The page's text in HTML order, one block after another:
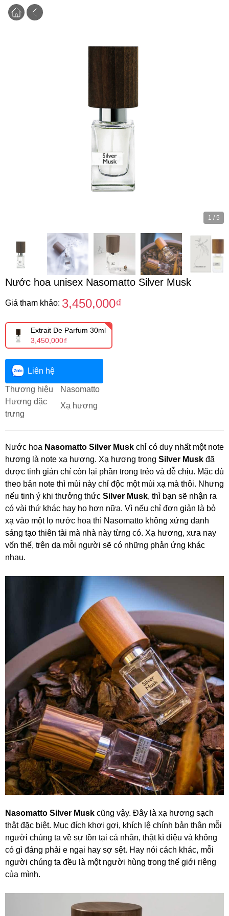
1 / 5
Nước hoa unisex Nasomatto Silver Musk
Giá tham khảo: 3,450,000₫
Extrait De Parfum 30ml
3,450,000₫
Liên hệ
Thương hiệu
Nasomatto
Hương đặc
trưng
Xạ hương
Nước hoa Nasomatto Silver Musk chỉ có duy nhất một note
hương là note xạ hương. Xạ hương trong Silver Musk đã
được tinh giản chỉ còn lại phần trong trẻo và dễ chịu. Mặc dù
theo bản note thì mùi này chỉ độc một mùi xạ mà thôi. Nhưng
nếu tinh ý khi thưởng thức Silver Musk, thì bạn sẽ nhận ra
có vài thứ khác hay ho hơn nữa. Vì nếu chỉ đơn giản là bỏ
xạ vào một lọ nước hoa thì Nasomatto không xứng danh
sáng tạo thiên tài mà nhà này từng có. Xạ hương, xưa nay
vốn thế, trên da mỗi người sẽ có những phản ứng khác
nhau.
Nasomatto Silver Musk cũng vậy. Đây là xạ hương sạch
thật đặc biệt. Mục đích khơi gợi, khích lệ chính bản thân mỗi
người chúng ta về sự tồn tại cá nhân, thật kì diệu và không
có gì đáng phải e ngại hay sợ sệt. Hay nói cách khác, mỗi
người chúng ta đều là một người hùng trong thế giới riêng
của mình.